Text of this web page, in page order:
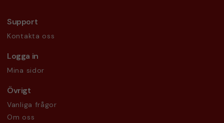
Support
Kontakta oss
Logga in
Mina sidor
Övrigt
Vanliga frågor
Om oss